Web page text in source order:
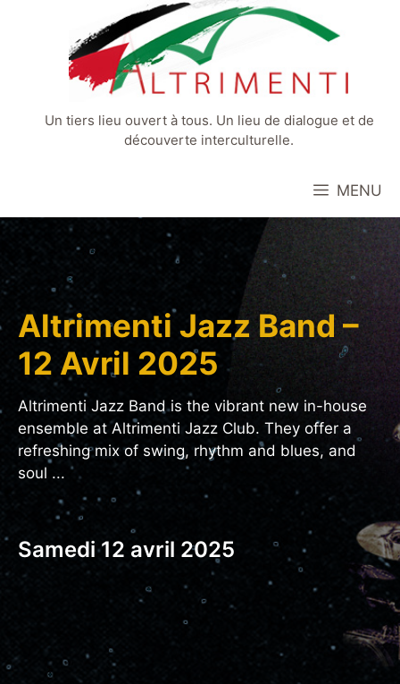
Un tiers lieu ouvert à tous. Un lieu de dialogue et de
découverte interculturelle.
MENU
Altrimenti Jazz Band –
12 Avril 2025
Altrimenti Jazz Band is the vibrant new in-house
ensemble at Altrimenti Jazz Club. They offer a
refreshing mix of swing, rhythm and blues, and
soul ...
Samedi 12 avril 2025